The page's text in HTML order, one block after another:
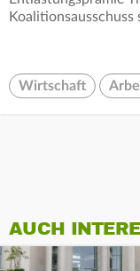
Koalitionsausschuss
Wirtschaft
AUCH